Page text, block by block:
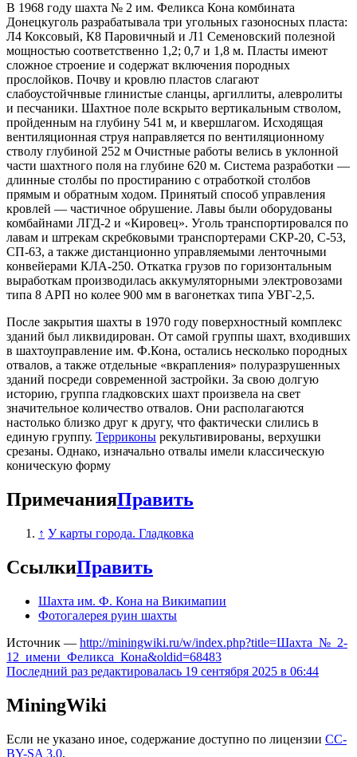
В 1968 году шахта № 2 им. Феликса Кона комбината
Донецкуголь разрабатывала три угольных газоносных пласта:
Л4 Коксовый, К8 Паровичный и Л1 Семеновский полезной
мощностью соответственно 1,2; 0,7 и 1,8 м. Пласты имеют
сложное строение и содержат включения породных
прослойков. Почву и кровлю пластов слагают
слабоустойчнвые глинистые сланцы, аргиллиты, алевролиты
и песчаники. Шахтное поле вскрыто вертикальным стволом,
пройденным на глубину 541 м, и квершлагом. Исходящая
вентиляционная струя направляется по вентиляционному
стволу глубиной 252 м Очистные работы велись в уклонной
части шахтного поля на глубине 620 м. Система разработки —
длинные столбы по простиранию с отработкой столбов
прямым и обратным ходом. Принятый способ управления
кровлей — частичное обрушение. Лавы были оборудованы
комбайнами ЛГД-2 и «Кировец». Уголь транспортировался по
лавам и штрекам скребковыми транспортерами СКР-20, С-53,
СП-63, а также дистанционно управляемыми ленточными
конвейерами КЛА-250. Откатка грузов по горизонтальным
выработкам производилась аккумуляторными электровозами
типа 8 АРП но колее 900 мм в вагонетках типа УВГ-2,5.
После закрытия шахты в 1970 году поверхностный комплекс
зданий был ликвидирован. От самой группы шахт, входивших
в шахтоуправление им. Ф.Кона, остались несколько породных
отвалов, а также отдельные «вкрапления» полуразрушенных
зданий посреди современной застройки. За свою долгую
историю, группа гладковских шахт произвела на свет
значительное количество отвалов. Они располагаются
настолько близко друг к другу, что фактически слились в
единую группу. Терриконы рекультивированы, верхушки
срезаны. Однако, изначально отвалы имели классическую
коническую форму
ПримечанияПравить
↑ У карты города. Гладковка
СсылкиПравить
Шахта им. Ф. Кона на Викимапии
Фотогалерея руин шахты
Источник — http://miningwiki.ru/w/index.php?title=Шахта_№_2-
12_имени_Феликса_Кона&oldid=68483
Последний раз редактировалась 19 сентября 2025 в 06:44
MiningWiki
Если не указано иное, содержание доступно по лицензии CC-
BY-SA 3.0.